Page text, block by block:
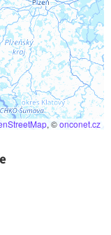
, ©onconet.cz